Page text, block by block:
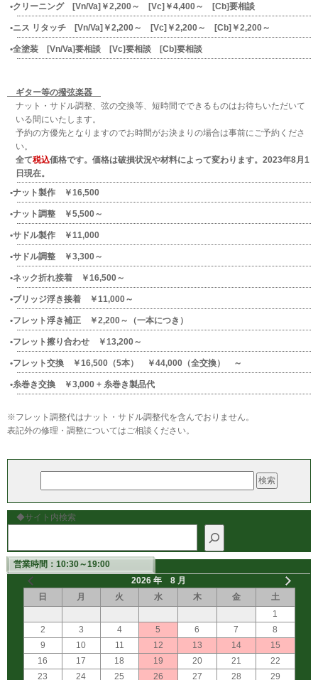
クリーニング [Vn/Va]￥2,200～ [Vc]￥4,400～ [Cb]要相談
ニス リタッチ [Vn/Va]￥2,200～ [Vc]￥2,200～ [Cb]￥2,200～
全塗装 [Vn/Va]要相談 [Vc]要相談 [Cb]要相談
ギター等の撥弦楽器
ナット・サドル調整、弦の交換等、短時間でできるものはお待ちいただいて
いる間にいたします。
予約の方優先となりますのでお時間がお決まりの場合は事前にご予約くださ
い。
全て税込価格です。価格は破損状況や材料によって変わります。2023年8月1
日現在。
ナット製作 ￥16,500
ナット調整 ￥5,500～
サドル製作 ￥11,000
サドル調整 ￥3,300～
ネック折れ接着 ￥16,500～
ブリッジ浮き接着 ￥11,000～
フレット浮き補正 ￥2,200～（一本につき）
フレット擦り合わせ ￥13,200～
フレット交換 ￥16,500（5本） ￥44,000（全交換） ～
糸巻き交換 ￥3,000 + 糸巻き製品代
※フレット調整代はナット・サドル調整代を含んでおりません。
表記外の修理・調整についてはご相談ください。
◆サイト内検索
営業時間：10:30～19:00
2026 年 8 月
日
月 火 水 木 金
土
1
2
3 4 5 6 7
8
9
10 11 12 13 14
15
16
17 18 19 20 21
22
23
24 25 26 27 28 29